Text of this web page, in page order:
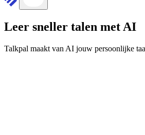
Leer sneller talen met AI
Talkpal maakt van AI jouw persoonlijke